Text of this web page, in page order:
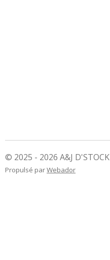
© 2025 - 2026 A&J D'STOCK
Propulsé parWebador